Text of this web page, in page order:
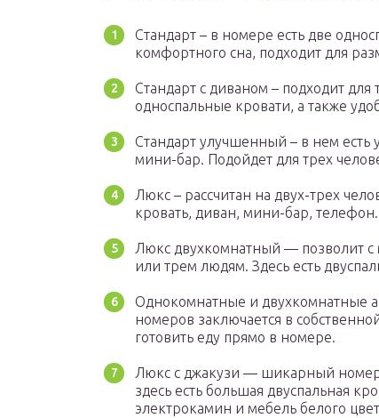
Стандарт – в номере есть две
комфортного сна, подходит для
Стандарт с диваном – подходит для
односпальные кровати, а также
Стандарт улучшенный – в нем есть
мини-бар. Подойдет для трех
Люкс – рассчитан на двух-трех
кровать, диван, мини-бар,
Люкс двухкомнатный — позволит
или трем людям. Здесь есть
Однокомнатные и двухкомнатные
номеров заключается в
готовить еду прямо в номере.
Люкс с джакузи — шикарный
здесь есть большая двуспальная
электрокамин и мебель белого